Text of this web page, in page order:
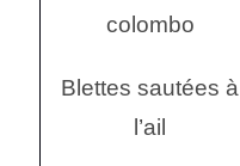
colombo
Blettes sautées à
l’ail